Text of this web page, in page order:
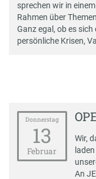
sprechen wir in
Rahmen über
Ganz egal, ob es
persönliche Krisen,
Donnerstag
13
Februar
Wir,
An